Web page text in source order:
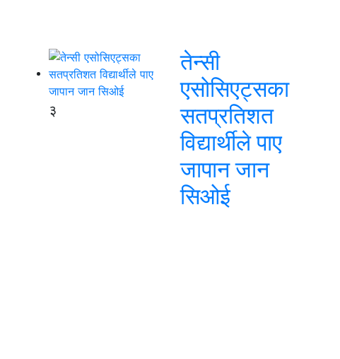
३
तेन्सी
एसोसिएट्सका
सतप्रतिशत
विद्यार्थीले पाए
जापान जान
सिओई